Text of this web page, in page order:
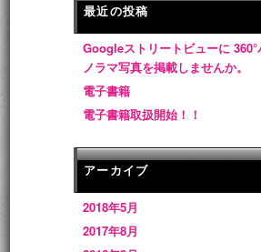
最近の投稿
Googleストリートビューに 360°
ノラマ写真を掲載しませんか。
電子書籍
電子書籍取扱開始！！
アーカイブ
2018年5月
2017年8月